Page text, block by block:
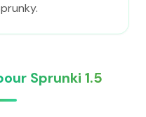
Sprunki 1.5